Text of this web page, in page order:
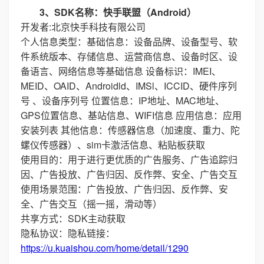
3、SDK名称：快手联盟（Android）
开发者:北京快手科技有限公司
个人信息类型：基础信息：设备品牌、设备型号、软
件系统版本、存储信息、运营商信息、设备时区、设
备语言、网络信息等基础信息 设备标识：IMEI、
MEID、OAID、Androidld、IMSl、ICCID、硬件序列
号 、设备序列号 位置信息：IP地址、MAC地址、
GPS位置信息、基站信息、WIFI信息 应用信息：应用
安装列表 其他信息：传感器信息（加速度、重力、陀
螺仪传感器）、sim卡激活信息、粘贴板获取
使用目的：用于进行更优质的广告服务、广告追踪归
因、广告投放、广告归因、反作弊、安全、广告交互
使用场景范围：广告投放、广告归因、反作弊、安
全、广告交互（摇一摇，滑动等）
共享方式：SDK主动获取
隐私协议：隐私链接：
https://u.kuaishou.com/home/detail/1290